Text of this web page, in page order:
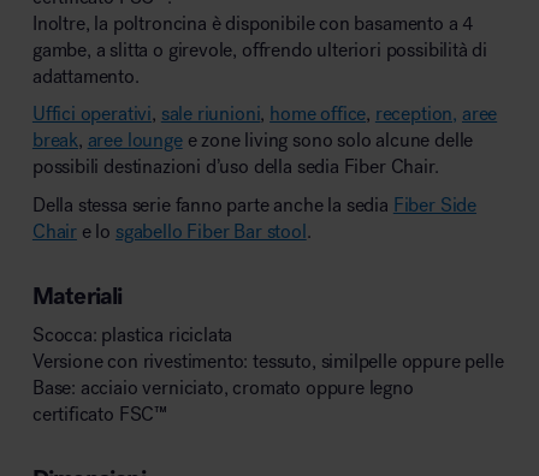
Inoltre, la poltroncina è disponibile con basamento a 4
gambe, a slitta o girevole, offrendo ulteriori possibilità di
adattamento.
Uffici operativi, sale riunioni, home office, reception, aree
break, aree loungee zone living sono solo alcune delle
possibili destinazioni d’uso della sedia Fiber Chair.
Della stessa serie fanno parte anche la sedia Fiber Side
Chair e lo sgabello Fiber Bar stool.
Materiali
Scocca: plastica riciclata
Versione con rivestimento: tessuto, similpelle oppure pelle
Base: acciaio verniciato, cromato oppure legno
certificato FSC™